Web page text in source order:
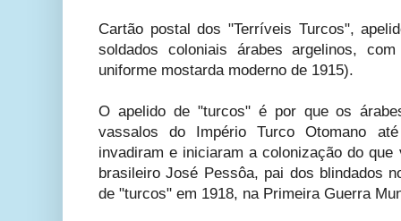
Cartão postal dos "Terríveis Turcos",
soldados coloniais árabes argelinos,
uniforme mostarda moderno de 1915).
O apelido de "turcos" é por que os
vassalos do Império Turco Otomano
invadiram e iniciaram a colonização do
brasileiro José Pessôa, pai dos blindados
de "turcos" em 1918, na Primeira Guerra